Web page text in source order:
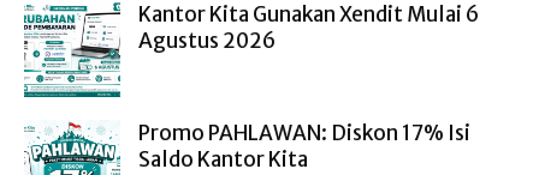
Kantor Kita Gunakan Xendit Mulai 6
Agustus 2026
Promo PAHLAWAN: Diskon 17% Isi
Saldo Kantor Kita